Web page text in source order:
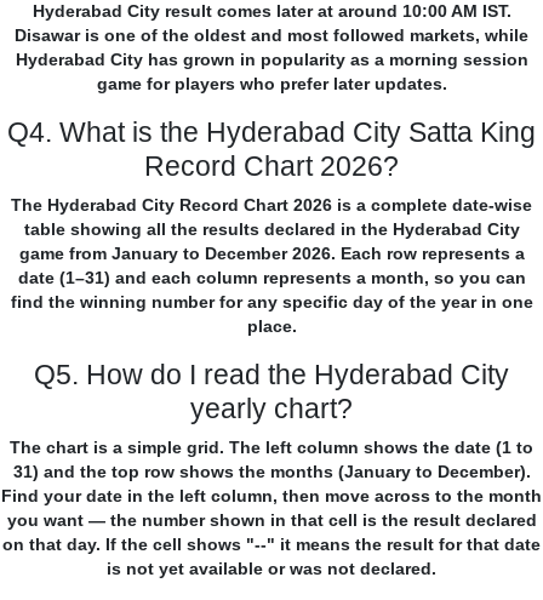
Hyderabad City result comes later at around 10:00 AM IST.
Disawar is one of the oldest and most followed markets, while
Hyderabad City has grown in popularity as a morning session
game for players who prefer later updates.
Q4. What is the Hyderabad City Satta King
Record Chart 2026?
The Hyderabad City Record Chart 2026 is a complete date-wise
table showing all the results declared in the Hyderabad City
game from January to December 2026. Each row represents a
date (1–31) and each column represents a month, so you can
find the winning number for any specific day of the year in one
place.
Q5. How do I read the Hyderabad City
yearly chart?
The chart is a simple grid. The left column shows the date (1 to
31) and the top row shows the months (January to December).
Find your date in the left column, then move across to the month
you want — the number shown in that cell is the result declared
on that day. If the cell shows "--" it means the result for that date
is not yet available or was not declared.